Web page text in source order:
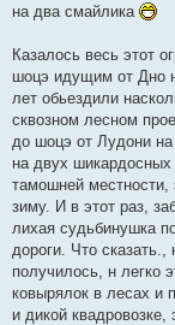
на два смайлика
Казалось весь этот
шоцэ идущим от Дно
лет обьездили
сквозном лесном
до шоцэ от Лудони
на двух шикардосных
тамошней
зиму. И в этот раз,
лихая судьбинушка
дороги. Что
получилось, н легко
ковырялок в лесах и
и дикой